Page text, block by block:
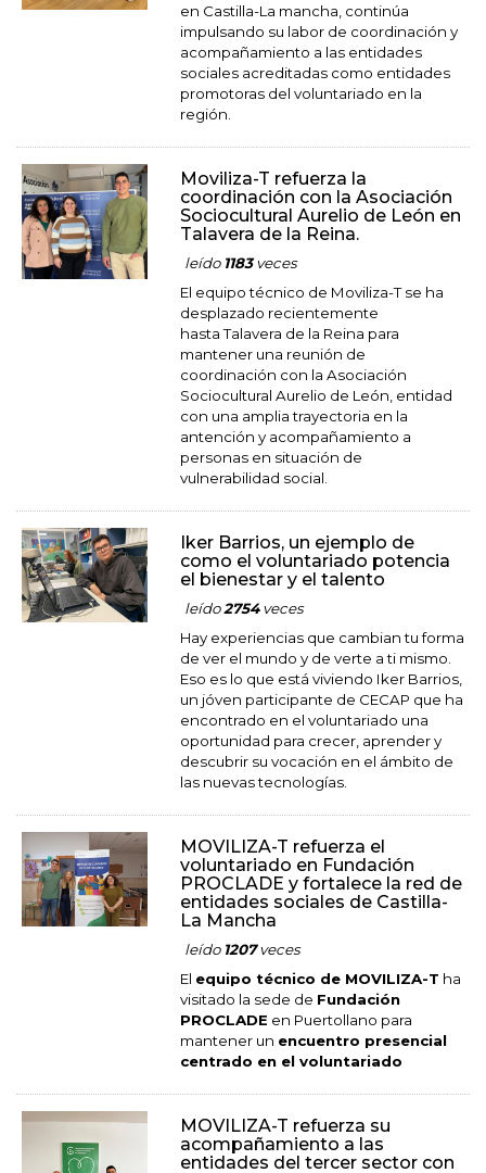
en Castilla-La mancha, continúa
impulsando su labor de coordinación y
acompañamiento a las entidades
sociales acreditadas como entidades
promotoras del voluntariado en la
región.
Moviliza-T refuerza la
coordinación con la Asociación
Sociocultural Aurelio de León en
Talavera de la Reina.
leído 1183veces
El equipo técnico de Moviliza-T se ha
desplazado recientemente
hasta Talavera de la Reina para
mantener una reunión de
coordinación con la Asociación
Sociocultural Aurelio de León, entidad
con una amplia trayectoria en la
antención y acompañamiento a
personas en situación de
vulnerabilidad social.
Iker Barrios, un ejemplo de
como el voluntariado potencia
el bienestar y el talento
leído2754veces
Hay experiencias que cambian tu forma
de ver el mundo y de verte a ti mismo.
Eso es lo que está viviendo Iker Barrios,
un jóven participante de CECAP que ha
encontrado en el voluntariado una
oportunidad para crecer, aprender y
descubrir su vocación en el ámbito de
las nuevas tecnologías.
MOVILIZA-T refuerza el
voluntariado en Fundación
PROCLADE y fortalece la red de
entidades sociales de Castilla-
La Mancha
leído 1207veces
El equipo técnico de MOVILIZA-T ha
visitado la sede de Fundación
PROCLADE en Puertollano para
mantener un encuentro presencial
centrado en el voluntariado
MOVILIZA-T refuerza su
acompañamiento a las
entidades del tercer sector con